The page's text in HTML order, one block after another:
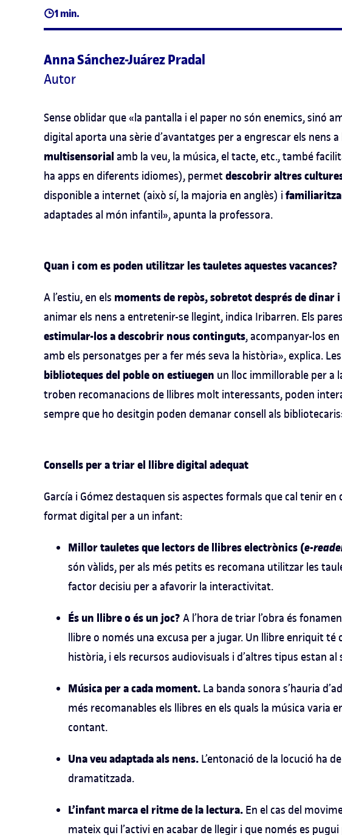
1 min.
Anna Sánchez-Juárez Pradal
Autor
Sense oblidar que «la pantalla i el paper no són enemics, sinó
digital aporta una sèrie d’avantatges per a engrescar els nens a
multisensorial amb la veu, la música, el tacte, etc., també
ha apps en diferents idiomes), permetdescobrir altres
disponible a internet (això sí, la majoria en anglès) i
adaptades al món infantil», apunta la professora.
Quan i com es poden utilitzar les tauletes aquestes vacances?
A l’estiu, en els moments de repòs, sobretot després de dinar
animar els nens a entretenir-se llegint, indica Iribarren. Els
estimular-los a descobrir nous continguts, acompanyar-los
amb els personatges per a fer més seva la història», explica.
biblioteques del poble on estiuegen un lloc immillorable per a
troben recomanacions de llibres molt interessants, poden
sempre que ho desitgin poden demanar consell als
Consells per a triar el llibre digital adequat
García i Gómez destaquen sis aspectes formals que cal tenir en
format digital per a un infant:
Millor tauletes que lectors de llibres electrònics (e-
són vàlids, per als més petits es recomana utilitzar les
factor decisiu per a afavorir la interactivitat.
És un llibre o és un joc? A l’hora de triar l’obra és
llibre o només una excusa per a jugar. Un llibre enriquit té
història, i els recursos audiovisuals i d’altres tipus estan al
Música per a cada moment. La banda sonora s’hauria
més recomanables els llibres en els quals la música varia
contant.
Una veu adaptada als nens. L’entonació de la locució ha
dramatitzada.
L’infant marca el ritme de la lectura. En el cas del
mateix qui l’activi en acabar de llegir i que només es